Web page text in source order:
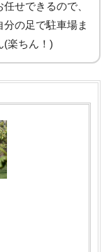
せできるので、
の足で駐車場ま
(楽ちん！)